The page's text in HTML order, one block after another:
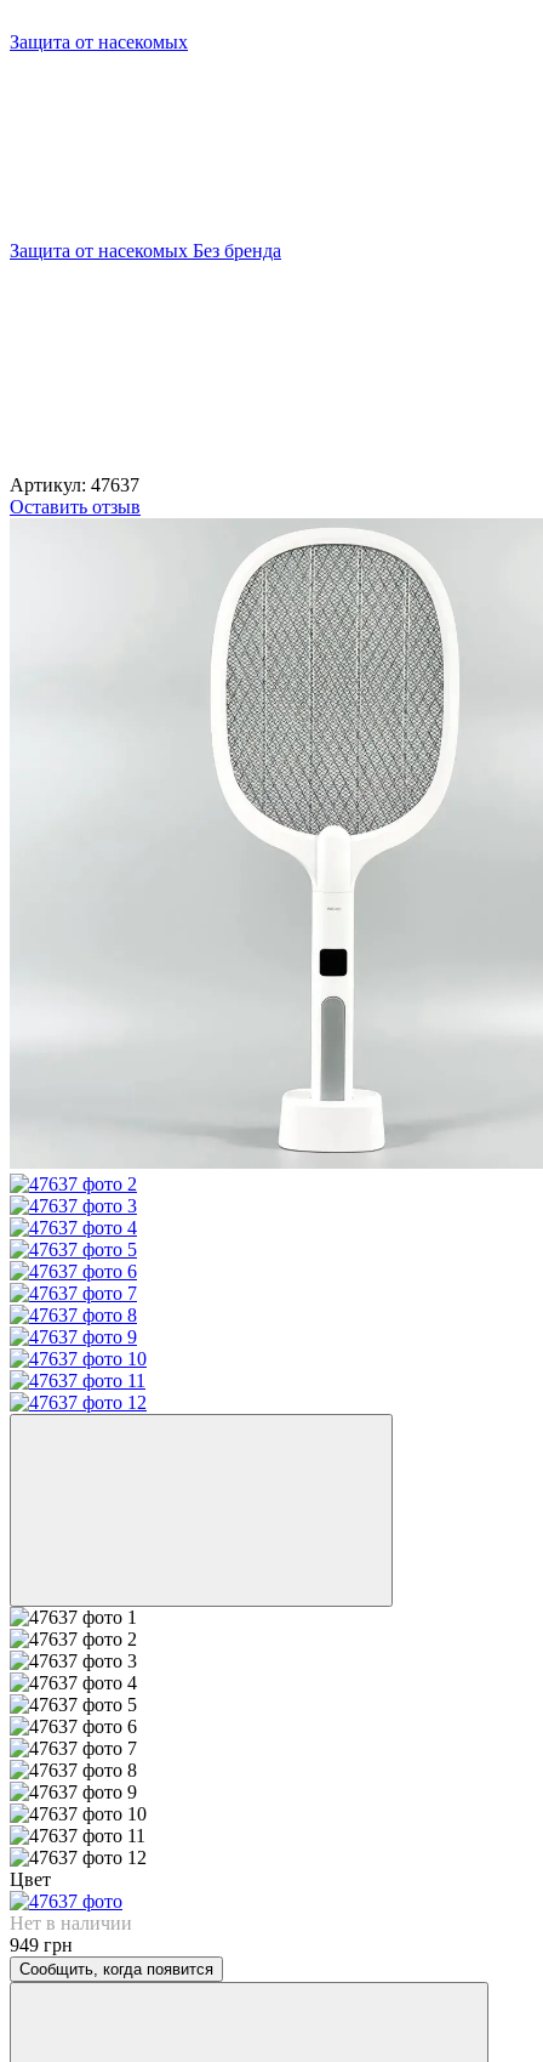
Защита от насекомых
Защита от насекомых Без бренда
Артикул: 47637
Оставить отзыв
Цвет
Нет в наличии
949 грн
Сообщить, когда появится